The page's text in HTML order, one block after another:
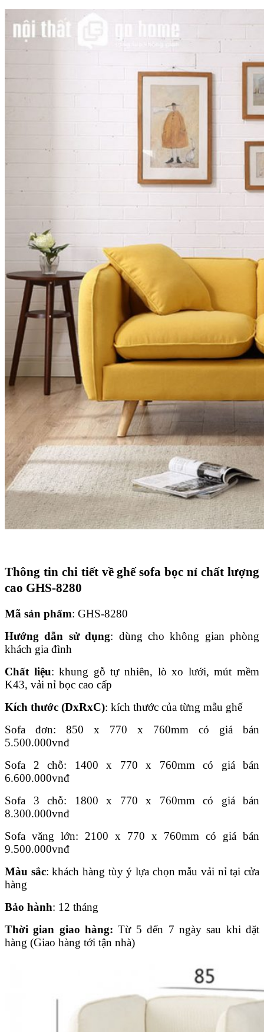
Thông tin chi tiết về ghế sofa bọc nỉ chất lượng
cao GHS-8280
Mã sản phẩm: GHS-8280
Hướng dẫn sử dụng: dùng cho không gian phòng
khách gia đình
Chất liệu: khung gỗ tự nhiên, lò xo lưới, mút mềm
K43, vải nỉ bọc cao cấp
Kích thước (DxRxC): kích thước của từng mẫu ghế
Sofa đơn: 850 x 770 x 760mm có giá bán
5.500.000vnđ
Sofa 2 chỗ: 1400 x 770 x 760mm có giá bán
6.600.000vnđ
Sofa 3 chỗ: 1800 x 770 x 760mm có giá bán
8.300.000vnđ
Sofa văng lớn: 2100 x 770 x 760mm có giá bán
9.500.000vnđ
Màu sắc: khách hàng tùy ý lựa chọn mẫu vải nỉ tại cửa
hàng
Bảo hành: 12 tháng
Thời gian giao hàng: Từ 5 đến 7 ngày sau khi đặt
hàng (Giao hàng tới tận nhà)